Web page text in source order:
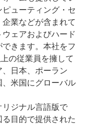
ューティング・セ
業などが含まれて
ェアおよびハード
きます。本社をフ
の従業員を擁して
日本、ポーラン
、米国にグローバル
ジナル言語版で
目的で提供された